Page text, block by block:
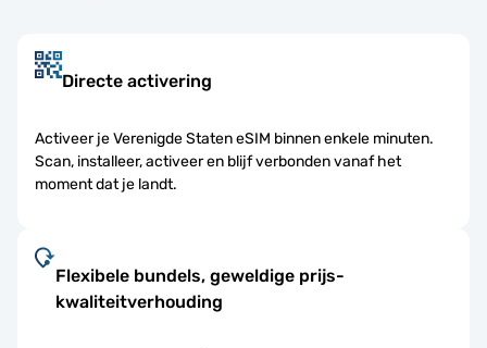
Directe activering
Activeer je Verenigde Staten eSIM binnen enkele minuten.
Scan, installeer, activeer en blijf verbonden vanaf het
moment dat je landt.
Flexibele bundels, geweldige prijs-
kwaliteitverhouding